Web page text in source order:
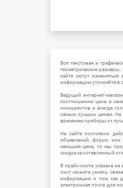
Вся текстовая и
геометрические
сайте могут
информацию уточняйте в
Ведущий интернет-
соотношению цена и
конкурентов и всегда
самым лучшим ценам. На
временем приборы от
На сайте постоянно
объявлений, форум, или
меньшая цена, то мы
скидка за оставленный
В прайс-листе указана
лист можете узнать,
информацию о том, как
электронная почта для